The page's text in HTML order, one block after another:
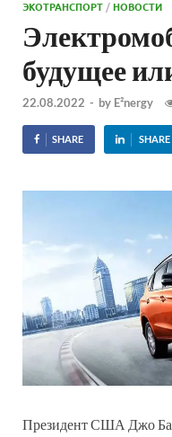
ЭКОТРАНСПОРТ /НОВОСТИ
будущее
22.08.2022 - by E²nergy
SHARE SHARE
Президент США Джо